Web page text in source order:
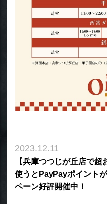
2023.12.11
【兵庫つつじが丘店で
使うとPayPayポイント
ペーン好評開催中！